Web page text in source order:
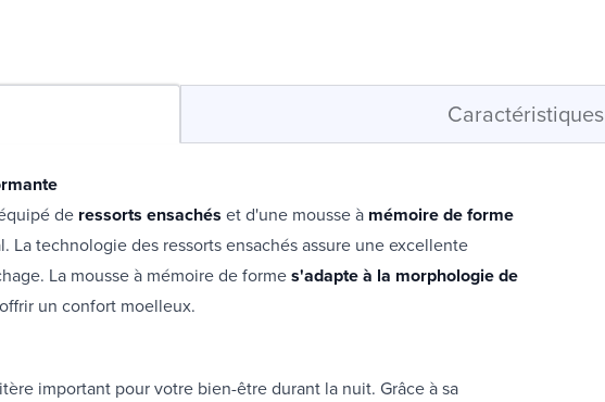
Caractéristiques
de ressorts ensachés et d'une mousse à mémoire de forme
La technologie des ressorts ensachés assure une excellente
La mousse à mémoire de formes'adapte à la morphologie de
un confort moelleux.
important pour votre bien-être durant la nuit. Grâce à sa